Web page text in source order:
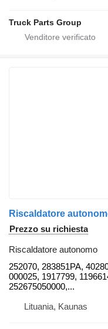
Truck Parts Group
Prezzo su richiesta
Riscaldatore autonomo
252070, 283851PA,
000025, 1917799,
252675050000,...
Lituania, Kaunas